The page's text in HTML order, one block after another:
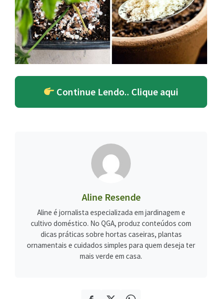
Continue Lendo.. Clique aqui
Aline Resende
Aline é jornalista especializada em jardinagem e
cultivo doméstico. No QGA, produz conteúdos com
dicas práticas sobre hortas caseiras, plantas
ornamentais e cuidados simples para quem deseja ter
mais verde em casa.